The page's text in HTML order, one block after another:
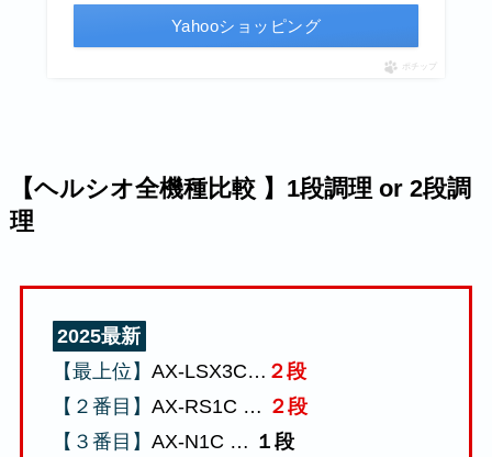
Yahooショッピング
ポチップ
【ヘルシオ全機種比較 】1段調理 or 2段調
理
2025最新
【最上位】 AX-LSX3C… ２段
【２番目】 AX-RS1C … ２段
【３番目】 AX-N1C … １段